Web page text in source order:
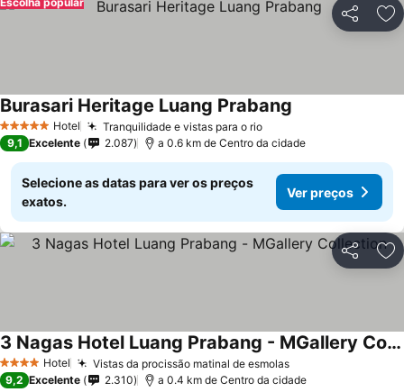
Partilhar
5 Estrelas Hotel Tranquilidade e vistas para o rioVer preços
Burasari Heritage Luang Prabang
9,1 Excelente 2.087 a 0.6 km de Centro da cidade
Selecione as datas para ver os preços
exatos.
Ver preços
Partilhar
4 EstrelasHotel Vistas da procissão matinal de esmolasVer preços
3 Nagas Hotel Luang Prabang - MGallery Collection
Ver preços
9,2 Excelente 2.310 a 0.4 km de Centro da cidade